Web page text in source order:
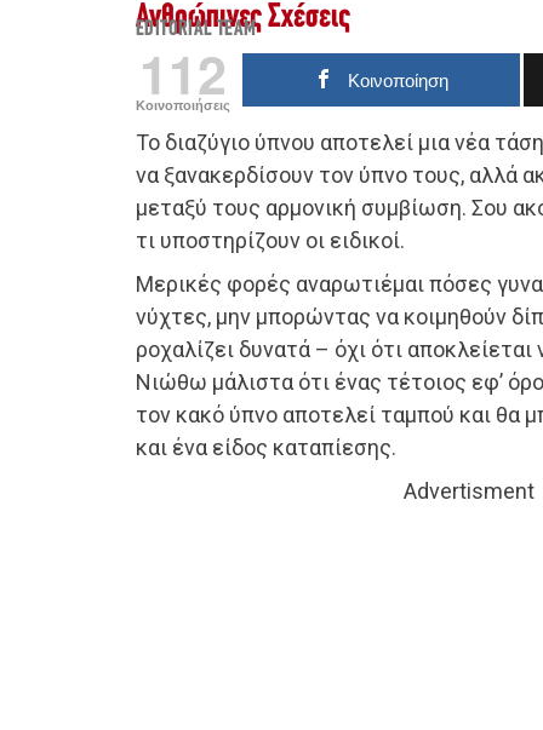
Ανθρώπινες Σχέσεις
EDITORIAL TEAM
112
Κοινοποιήσεις
Κοινοποίηση
To διαζύγιο ύπνου αποτελεί μια νέα
να ξανακερδίσουν τον ύπνο τους, αλλά
μεταξύ τους αρμονική συμβίωση. Σου
τι υποστηρίζουν οι ειδικοί.
Μερικές φορές αναρωτιέμαι πόσες
νύχτες, μην μπορώντας να κοιμηθούν
ροχαλίζει δυνατά – όχι ότι αποκλείεται
Νιώθω μάλιστα ότι ένας τέτοιος εφ’
τον κακό ύπνο αποτελεί ταμπού και θα
και ένα είδος καταπίεσης.
Advertisment